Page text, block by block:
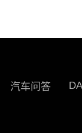
汽车问答